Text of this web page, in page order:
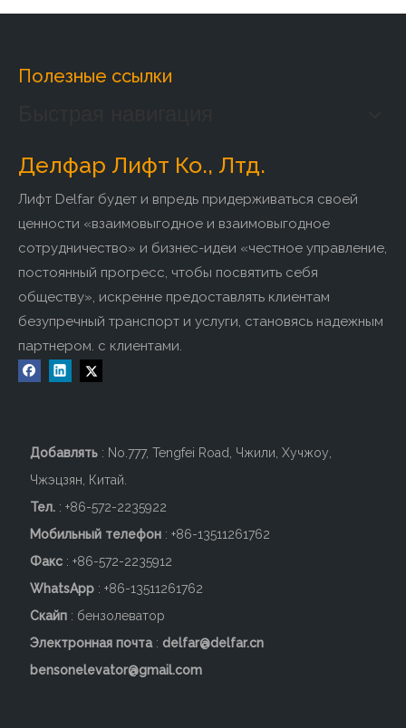
обеспечивают безопасное перемещение людей с
они всегда предоставят лучшие решения.
3)Шиндлер
Полезные ссылки
Делфар Лифт Ко., Лтд.
Лифт Delfar будет и впредь придерживаться своей
ценности «взаимовыгодное и взаимовыгодное
сотрудничество» и бизнес-идеи «честное управление,
постоянный прогресс, чтобы посвятить себя
обществу», искренне предоставлять клиентам
безупречный транспорт и услуги, становясь надежным
партнером. с клиентами.
Добавлять : No.777, Tengfei Road, Чжили, Хучжоу,
Чжэцзян, Китай.
Тел. : +86-572-2235922
Мобильный телефон : +86-13511261762
Факс : +86-572-2235912
WhatsApp : +86-13511261762
Скайп : бензолеватор
Электронная почта: delfar@delfar.cn
bensonelevator@gmail.com